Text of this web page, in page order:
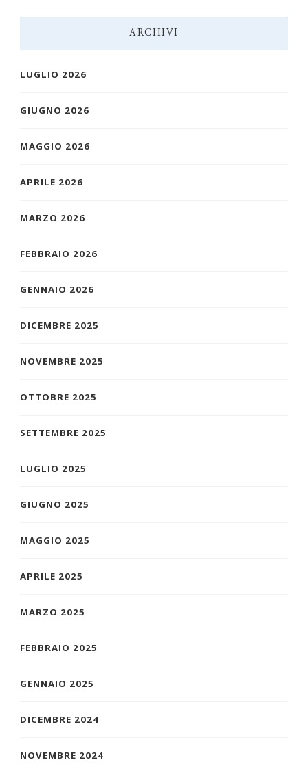
ARCHIVI
LUGLIO 2026
GIUGNO 2026
MAGGIO 2026
APRILE 2026
MARZO 2026
FEBBRAIO 2026
GENNAIO 2026
DICEMBRE 2025
NOVEMBRE 2025
OTTOBRE 2025
SETTEMBRE 2025
LUGLIO 2025
GIUGNO 2025
MAGGIO 2025
APRILE 2025
MARZO 2025
FEBBRAIO 2025
GENNAIO 2025
DICEMBRE 2024
NOVEMBRE 2024